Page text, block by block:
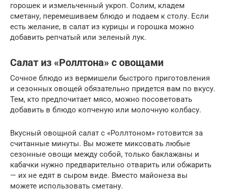
горошек и измельченный укроп. Солим, кладем
сметану, перемешиваем блюдо и подаем к столу. Если
есть желание, в салат из курицы и горошка можно
добавить репчатый или зеленый лук.
Салат из «Роллтона» с овощами
Сочное блюдо из вермишели быстрого приготовления
и сезонных овощей обязательно придется вам по вкусу.
Тем, кто предпочитает мясо, можно посоветовать
добавить в блюдо копченую или молочную колбасу.
Вкусный овощной салат с «Роллтоном» готовится за
считанные минуты. Вы можете миксовать любые
сезонные овощи между собой, только баклажаны и
кабачки нужно предварительно отварить или обжарить
— их не едят в сыром виде. Вместо майонеза вы
можете использовать сметану.